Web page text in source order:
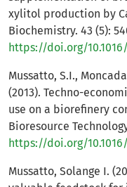
xylitol production by
Biochemistry. 43 (5):
https://doi.org/
Mussatto, S.I.,
(2013). Techno-
use on a biorefinery
Bioresource
https://doi.org/
Mussatto, Solange I.